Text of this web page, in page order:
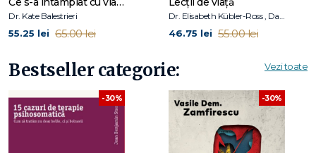
Dr. Kate Balestrieri
55.25 lei 65.00 lei
Dr. Elisabeth Kübler-Ross , David Kessler
46.75 lei 55.00 lei
Bestseller categorie: Vezi toate
-30% -30%